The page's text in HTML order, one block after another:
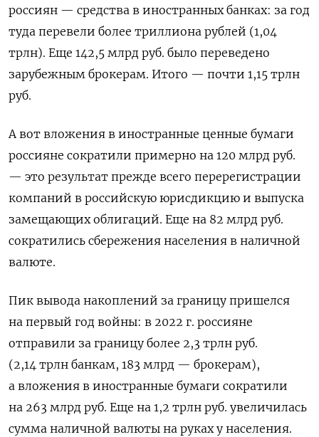
россиян — средства в иностранных банках: за год
туда перевели более триллиона рублей (1,04
трлн). Еще 142,5 млрд руб. было переведено
зарубежным брокерам. Итого — почти 1,15 трлн
руб.
А вот вложения в иностранные ценные бумаги
россияне сократили примерно на 120 млрд руб.
— это результат прежде всего перерегистрации
компаний в российскую юрисдикцию и выпуска
замещающих облигаций. Еще на 82 млрд руб.
сократились сбережения населения в наличной
валюте.
Пик вывода накоплений за границу пришелся
на первый год войны: в 2022 г. россияне
отправили за границу более 2,3 трлн руб.
(2,14 трлн банкам, 183 млрд — брокерам),
а вложения в иностранные бумаги сократили
на 263 млрд руб. Еще на 1,2 трлн руб. увеличилась
сумма наличной валюты на руках у населения.